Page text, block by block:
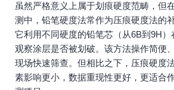
虽然严格意义上属于划痕硬度范畴，但
测中，铅笔硬度法常作为压痕硬度法的
它利用不同硬度的铅笔芯（从6B到9H）
观察涂层是否被划破。该方法操作简便
现场快速筛查。但相比之下，压痕硬度
素影响更小，数据重现性更好，更适合